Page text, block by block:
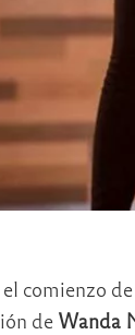
comienzo
de Wanda